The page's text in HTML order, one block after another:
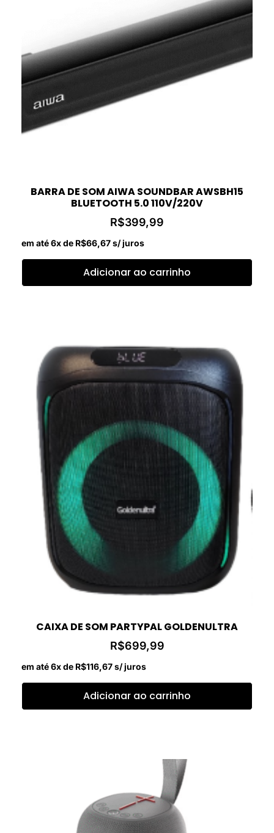
BARRA DE SOM AIWA SOUNDBAR AWSBH15
BLUETOOTH 5.0 110V/220V
R$399,99
em até 6x de R$66,67s/ juros
Adicionar ao carrinho
CAIXA DE SOM PARTYPAL GOLDENULTRA
R$699,99
em até 6x de R$116,67s/ juros
Adicionar ao carrinho